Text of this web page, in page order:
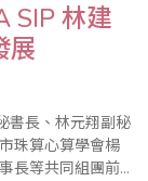
SIP 林建
展
書長、林元翔副秘
珠算心算學會楊
長等共同組團前